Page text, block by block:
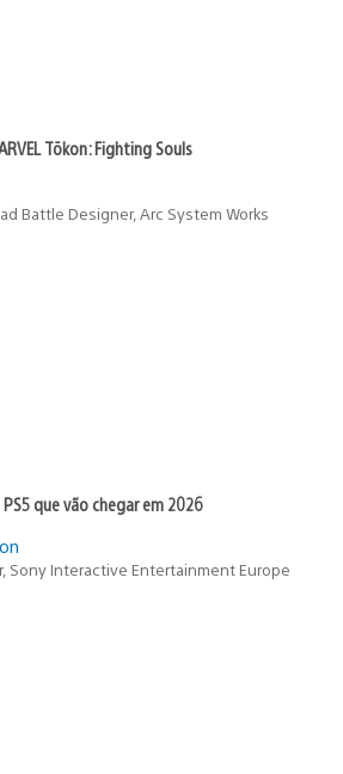
Tōkon: Fighting Souls
Battle Designer, Arc System Works
que vão chegar em 2026
Sony Interactive Entertainment Europe